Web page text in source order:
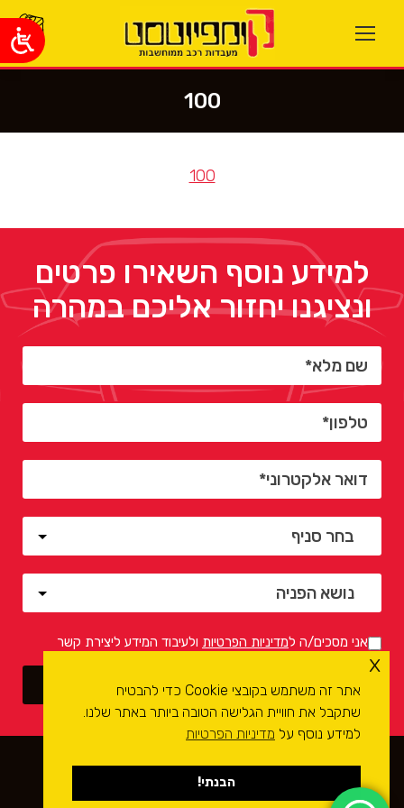
100
You are here:
100
למידע נוסף השאירו פרטים
ונציגנו יחזור אליכם במהרה
אני מסכים/ה למדיניות הפרטיות ולעיבוד המידע ליצירת קשר
רכב ממוחשבות ©2026
חברה לבניית אתרים
אתר זה משתמש בקובצי Cookie כדי להבטיח
שתקבל את חוויית הגלישה הטובה ביותר באתר שלנו.
למידע נוסף על מדיניות הפרטיות
הבנתי!
x